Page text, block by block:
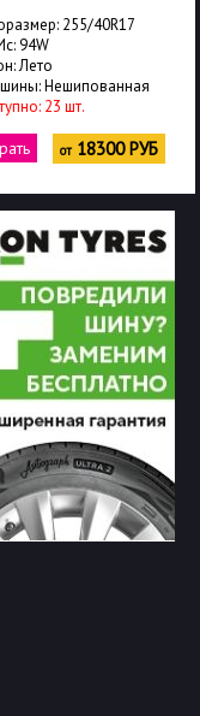
255/40R17
94W
Лето
Нешипованная
23 шт.
от18300 РУБ